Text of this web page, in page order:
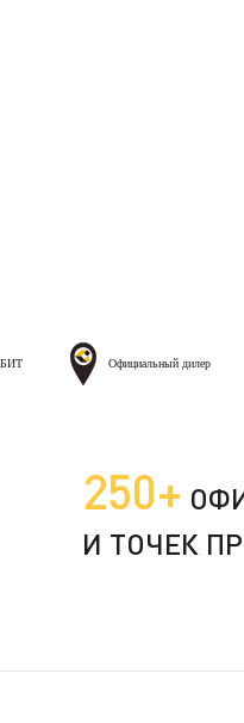
Официальный дилер
250+
И ТОЧЕК